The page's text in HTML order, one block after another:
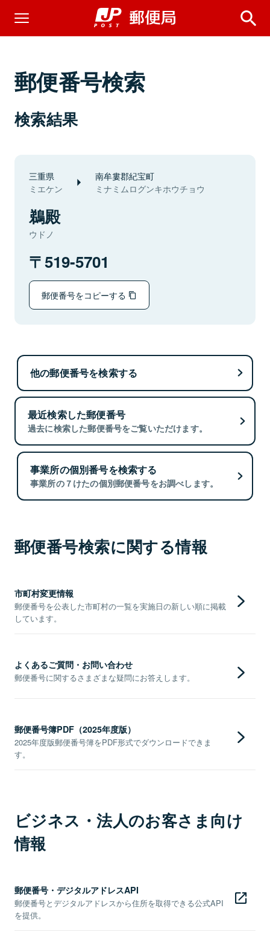
郵便番号検索
検索結果
三重県
ミエケン
南牟婁郡紀宝町
ミナミムログンキホウチョウ
鵜殿
ウドノ
519-5701
郵便番号をコピーする
他の郵便番号を検索する
最近検索した郵便番号
過去に検索した郵便番号をご覧いただけます。
事業所の個別番号を検索する
事業所の７けたの個別郵便番号をお調べします。
郵便番号検索に関する情報
市町村変更情報
郵便番号を公表した市町村の一覧を実施日の新しい順に掲載
しています。
よくあるご質問・お問い合わせ
郵便番号に関するさまざまな疑問にお答えします。
郵便番号簿PDF（2025年度版）
2025年度版郵便番号簿をPDF形式でダウンロードできま
す。
ビジネス・法人のお客さま向け
情報
郵便番号・デジタルアドレスAPI
郵便番号とデジタルアドレスから住所を取得できる公式API
を提供。